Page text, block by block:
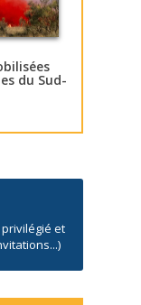
du Sud-
et